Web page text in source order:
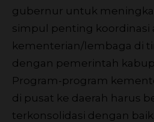
gubernur untuk
simpul penting koordinasi
kementerian/lembaga di
dengan pemerintah
Program-program
di pusat ke daerah harus
terkonsolidasi dengan baik.